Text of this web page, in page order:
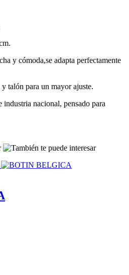
y cómoda,se adapta perfectamente
talón para un mayor ajuste.
nacional, pensado para